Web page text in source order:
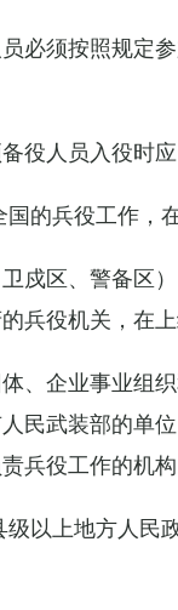
必须按照规定
役人员入役时
的兵役工作，
戍区、警备区
兵役机关，在
、企业事业组
民武装部的单
兵役工作的机构
级以上地方人民